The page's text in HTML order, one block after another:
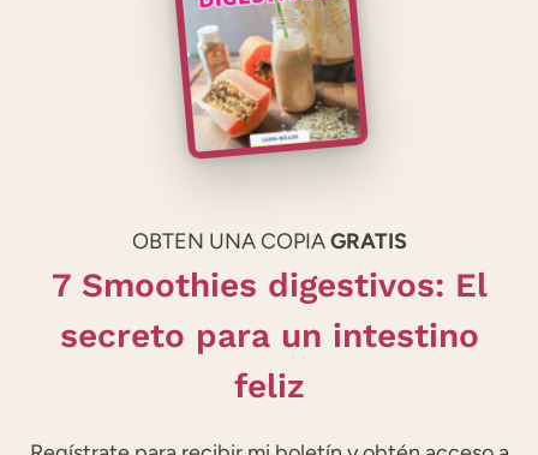
OBTEN UNA COPIAGRATIS
7 Smoothies digestivos: El
secreto para un intestino
feliz